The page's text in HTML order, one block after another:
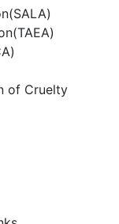
of Cruelty